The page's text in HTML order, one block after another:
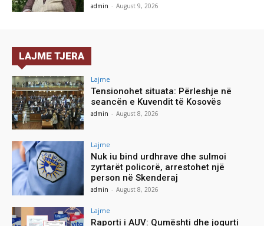
admin - August 9, 2026
LAJME TJERA
Lajme
Tensionohet situata: Përleshje në
seancën e Kuvendit të Kosovës
admin - August 8, 2026
Lajme
Nuk iu bind urdhrave dhe sulmoi
zyrtarët policorë, arrestohet një
person në Skenderaj
admin - August 8, 2026
Lajme
Raporti i AUV: Qumështi dhe jogurti